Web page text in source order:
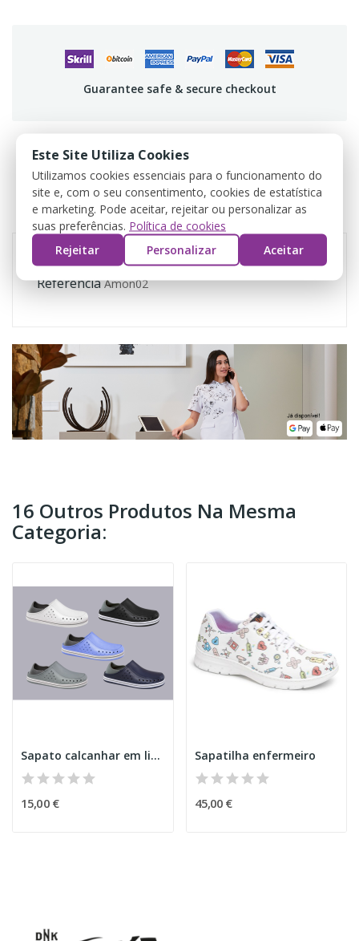
Guarantee safe & secure checkout
DADOS DO PRODUTO
COMENTÁRIOS
Referência Amon02
16 Outros Produtos Na Mesma
Categoria:
Sapato calcanhar em licra
15,00 €
Sapatilha enfermeiro
45,00 €
Este Site Utiliza Cookies
Utilizamos cookies essenciais para o funcionamento do
site e, com o seu consentimento, cookies de estatística
e marketing. Pode aceitar, rejeitar ou personalizar as
suas preferências. Política de cookies
Rejeitar
Personalizar Aceitar